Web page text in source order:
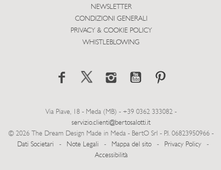
NEWSLETTER
CONDIZIONI GENERALI
PRIVACY & COOKIE POLICY
WHISTLEBLOWING
Via Piave, 18 - Meda (MB) - +39 0362 333082 -
servizio.clienti@bertosalotti.it
© 2026 The Dream Design Made in Meda - BertO Srl - P.I. 06823950966 -
Dati Societari
- Note Legali - Mappa del sito - Privacy Policy
-
Accessibilità